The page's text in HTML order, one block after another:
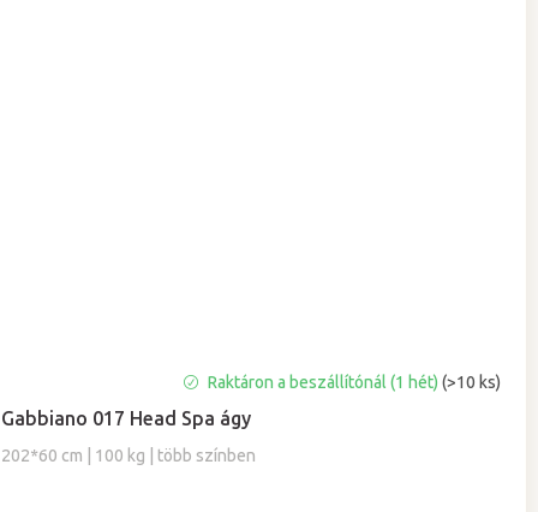
Gabbiano 017 Head Spa ágy
202*60 cm | 100 kg | több színben
Raktáron a beszállítónál (1 hét) (>10 ks)